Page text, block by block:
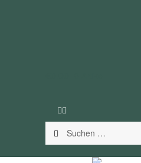
Suchen
nach: